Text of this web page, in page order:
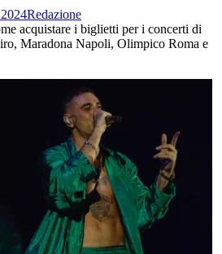
Redazione
acquistare i biglietti per i concerti di
Maradona Napoli, Olimpico Roma e